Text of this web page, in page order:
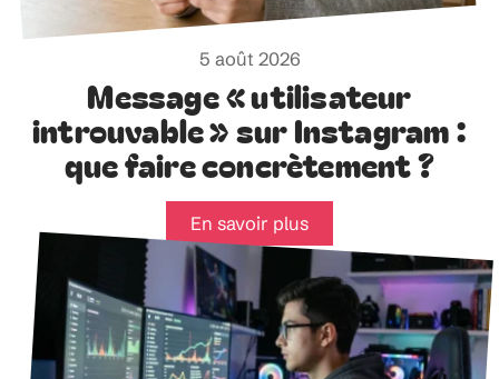
5 août 2026
Message « utilisateur
introuvable » sur Instagram :
que faire concrètement ?
En savoir plus